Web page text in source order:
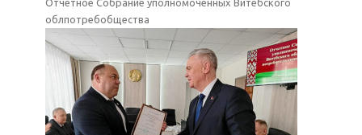
Отчетное Собрание уполномоченных Витебского
облпотребобщества